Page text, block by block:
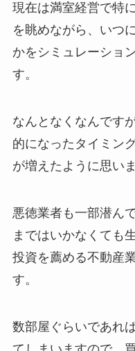
現在は満室経営で特
を眺めながら、いつ
かをシミュレーショ
す。
なんとなくなんです
的になったタイミン
が増えたように思いま
悪徳業者も一部潜ん
まではいかなくても
投資を薦める不動産
す。
数部屋ぐらいであれ